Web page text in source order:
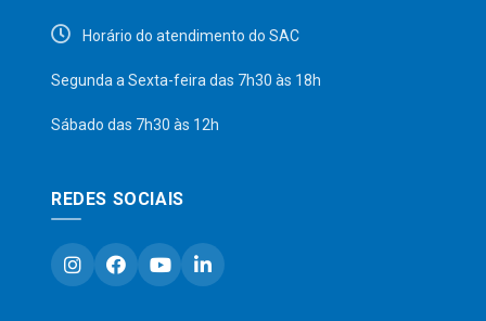
Horário do atendimento do SAC
Segunda a Sexta-feira das 7h30 às 18h
Sábado das 7h30 às 12h
REDES SOCIAIS